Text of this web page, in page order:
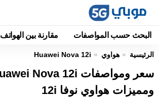
البحث حسب المواصفات مقارنة بين الهواتف
الرئيسية هواوي Huawei Nova 12i
ومميزات هواوي نوفا 12i